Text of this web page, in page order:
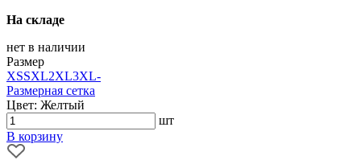
На складе
нет в наличии
Размер
XSSXL2XL3XL-
Размерная сетка
Цвет: Желтый
шт
В корзину